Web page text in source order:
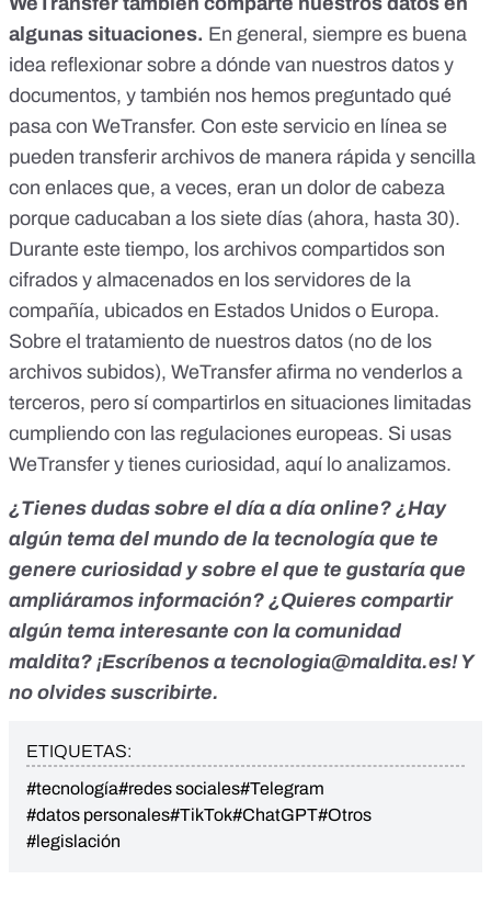
algunas situaciones. En general, siempre es buena
idea reflexionar sobre a dónde van nuestros datos y
documentos, y también nos hemos preguntado qué
pasa con WeTransfer. Con este servicio en línea se
pueden transferir archivos de manera rápida y sencilla
con enlaces que, a veces, eran un dolor de cabeza
porque caducaban a los siete días (ahora, hasta 30).
Durante este tiempo, los archivos compartidos son
cifrados y almacenados en los servidores de la
compañía, ubicados en Estados Unidos o Europa.
Sobre el tratamiento de nuestros datos (no de los
archivos subidos), WeTransfer afirma no venderlos a
terceros, pero sí compartirlos en situaciones limitadas
cumpliendo con las regulaciones europeas. Si usas
WeTransfer y tienes curiosidad, aquí lo analizamos.
¿Tienes dudas sobre el día a día online? ¿Hay
algún tema del mundo de la tecnología que te
genere curiosidad y sobre el que te gustaría que
ampliáramos información? ¿Quieres compartir
algún tema interesante con la comunidad
maldita? ¡Escríbenos a tecnologia@maldita.es! Y
no olvides suscribirte.
ETIQUETAS:
#tecnología#redes sociales#Telegram
#datos personales#TikTok#ChatGPT#Otros
#legislación